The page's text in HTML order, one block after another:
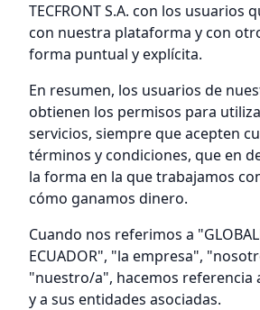
TECFRONT S.A. con los usuarios
con nuestra plataforma y con
forma puntual y explícita.
En resumen, los usuarios de
obtienen los permisos para
servicios, siempre que acepten
términos y condiciones, que en
la forma en la que trabajamos
cómo ganamos dinero.
Cuando nos referimos a
ECUADOR", "la empresa",
"nuestro/a", hacemos referencia a
y a sus entidades asociadas.